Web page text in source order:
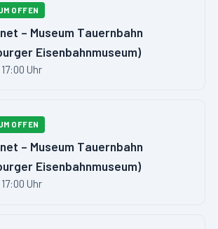
OFFEN
– Museum Tauernbahn
Eisenbahnmuseum)
Uhr
OFFEN
– Museum Tauernbahn
Eisenbahnmuseum)
Uhr